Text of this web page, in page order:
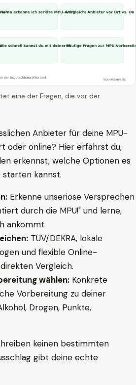
eine der Fragen, die vor der
Anbieter für deine MPU-
oder online? Hier erfährst du,
erkennst, welche Optionen es
kannst.
Erkenne unseriöse Versprechen
durch die MPU!" und lerne,
ankommt.
TÜV/DEKRA, lokale
und flexible Online-
Vergleich.
wählen: Konkrete
Vorbereitung zu deiner
Drogen, Punkte,
keinen bestimmten
gibt deine echte